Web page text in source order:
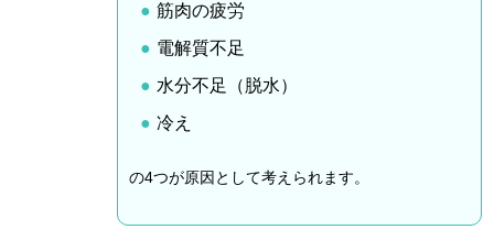
筋肉の疲労
電解質不足
水分不足（脱水）
冷え
の4つが原因として考えられます。